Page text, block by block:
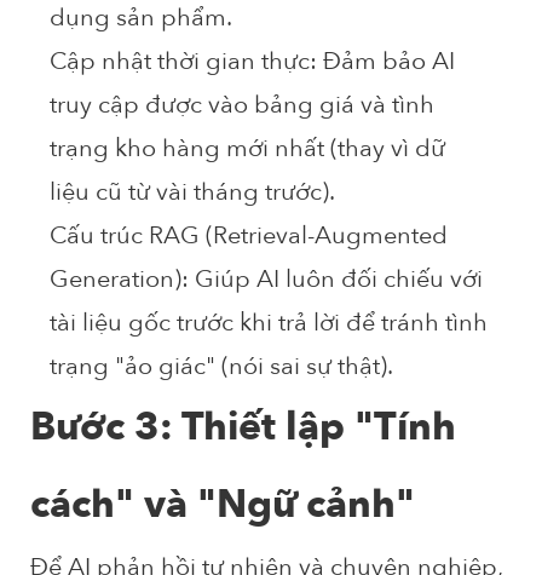
dụng sản phẩm.
Cập nhật thời gian thực: Đảm bảo AI
truy cập được vào bảng giá và tình
trạng kho hàng mới nhất (thay vì dữ
liệu cũ từ vài tháng trước).
Cấu trúc RAG (Retrieval-Augmented
Generation): Giúp AI luôn đối chiếu với
tài liệu gốc trước khi trả lời để tránh tình
trạng "ảo giác" (nói sai sự thật).
Bước 3: Thiết lập "Tính
cách" và "Ngữ cảnh"
Để AI phản hồi tự nhiên và chuyên nghiệp,